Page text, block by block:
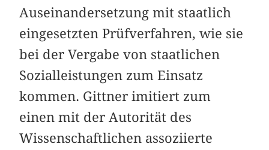
Auseinandersetzung mit staatlich
eingesetzten Prüfverfahren, wie sie
bei der Vergabe von staatlichen
Sozialleistungen zum Einsatz
kommen. Gittner imitiert zum
einen mit der Autorität des
Wissenschaftlichen assoziierte